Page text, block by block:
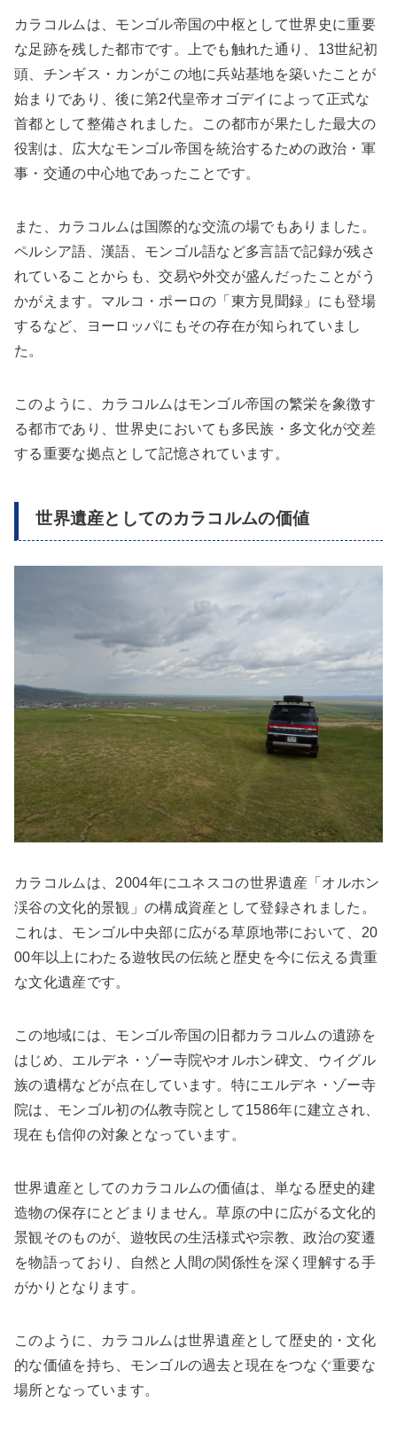
カラコルムは、モンゴル帝国の中枢として世界史に重要
な足跡を残した都市です。上でも触れた通り、13世紀初
頭、チンギス・カンがこの地に兵站基地を築いたことが
始まりであり、後に第2代皇帝オゴデイによって正式な
首都として整備されました。この都市が果たした最大の
役割は、広大なモンゴル帝国を統治するための政治・軍
事・交通の中心地であったことです。
また、カラコルムは国際的な交流の場でもありました。
ペルシア語、漢語、モンゴル語など多言語で記録が残さ
れていることからも、交易や外交が盛んだったことがう
かがえます。マルコ・ポーロの「東方見聞録」にも登場
するなど、ヨーロッパにもその存在が知られていまし
た。
このように、カラコルムはモンゴル帝国の繁栄を象徴す
る都市であり、世界史においても多民族・多文化が交差
する重要な拠点として記憶されています。
世界遺産としてのカラコルムの価値
カラコルムは、2004年にユネスコの世界遺産「オルホン
渓谷の文化的景観」の構成資産として登録されました。
これは、モンゴル中央部に広がる草原地帯において、20
00年以上にわたる遊牧民の伝統と歴史を今に伝える貴重
な文化遺産です。
この地域には、モンゴル帝国の旧都カラコルムの遺跡を
はじめ、エルデネ・ゾー寺院やオルホン碑文、ウイグル
族の遺構などが点在しています。特にエルデネ・ゾー寺
院は、モンゴル初の仏教寺院として1586年に建立され、
現在も信仰の対象となっています。
世界遺産としてのカラコルムの価値は、単なる歴史的建
造物の保存にとどまりません。草原の中に広がる文化的
景観そのものが、遊牧民の生活様式や宗教、政治の変遷
を物語っており、自然と人間の関係性を深く理解する手
がかりとなります。
このように、カラコルムは世界遺産として歴史的・文化
的な価値を持ち、モンゴルの過去と現在をつなぐ重要な
場所となっています。